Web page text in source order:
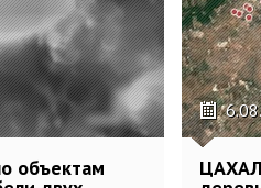
объектам